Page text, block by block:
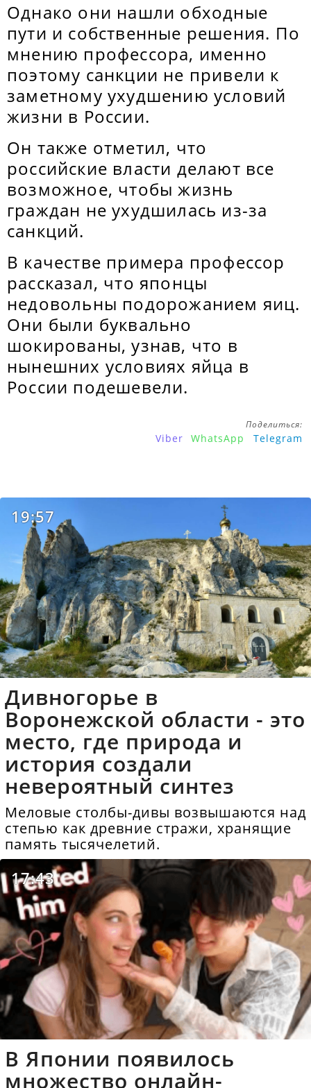
Однако они нашли обходные
пути и собственные решения. По
мнению профессора, именно
поэтому санкции не привели к
заметному ухудшению условий
жизни в России.
Он также отметил, что
российские власти делают все
возможное, чтобы жизнь
граждан не ухудшилась из-за
санкций.
В качестве примера профессор
рассказал, что японцы
недовольны подорожанием яиц.
Они были буквально
шокированы, узнав, что в
нынешних условиях яйца в
России подешевели.
Поделиться:
Viber WhatsApp Telegram
19:57
Дивногорье в
Воронежской области - это
место, где природа и
история создали
невероятный синтез
Меловые столбы-дивы возвышаются над
степью как древние стражи, хранящие
память тысячелетий.
17:43
В Японии появилось
множество онлайн-